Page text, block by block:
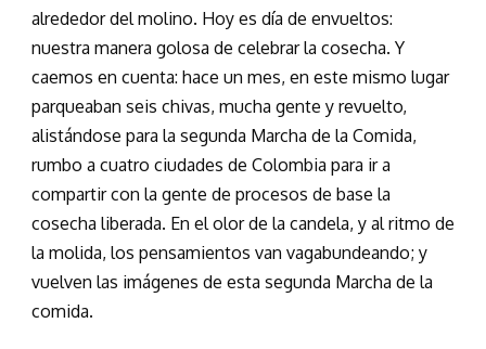
alrededor del molino. Hoy es día de envueltos:
nuestra manera golosa de celebrar la cosecha. Y
caemos en cuenta: hace un mes, en este mismo lugar
parqueaban seis chivas, mucha gente y revuelto,
alistándose para la segunda Marcha de la Comida,
rumbo a cuatro ciudades de Colombia para ir a
compartir con la gente de procesos de base la
cosecha liberada. En el olor de la candela, y al ritmo de
la molida, los pensamientos van vagabundeando; y
vuelven las imágenes de esta segunda Marcha de la
comida.